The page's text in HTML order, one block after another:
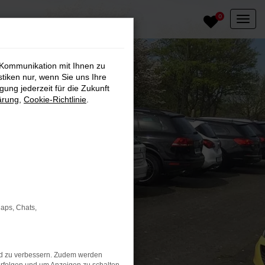
0
mit Ihnen zu
nur, wenn Sie uns Ihre
jederzeit für die Zukunft
Cookie-Richtlinie
Chats,
zu verbessern. Zudem werden